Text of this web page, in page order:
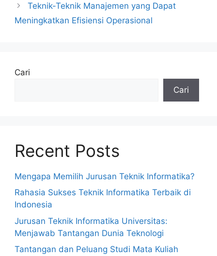
Teknik-Teknik Manajemen yang Dapat
Meningkatkan Efisiensi Operasional
Cari
Cari
Recent Posts
Mengapa Memilih Jurusan Teknik Informatika?
Rahasia Sukses Teknik Informatika Terbaik di
Indonesia
Jurusan Teknik Informatika Universitas:
Menjawab Tantangan Dunia Teknologi
Tantangan dan Peluang Studi Mata Kuliah